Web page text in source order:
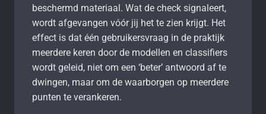
beschermd materiaal. Wat de check signaleert,
wordt afgevangen vóór jij het te zien krijgt. Het
effect is dat één gebruikersvraag in de praktijk
meerdere keren door de modellen en classifiers
wordt geleid, niet om een ‘beter’ antwoord af te
dwingen, maar om de waarborgen op meerdere
punten te verankeren.